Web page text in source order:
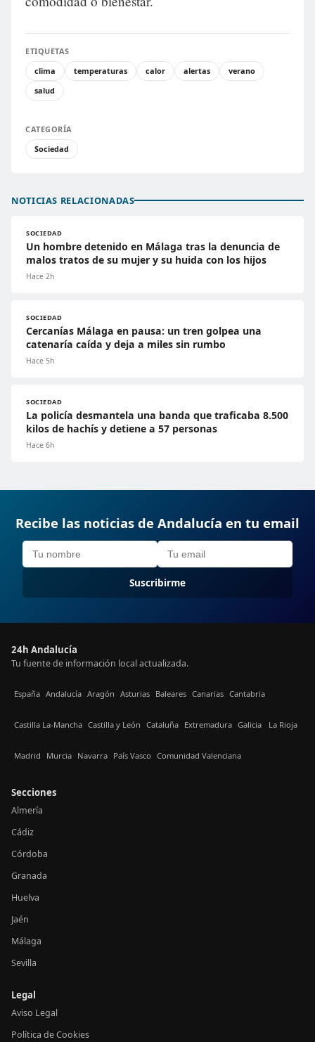
ETIQUETAS
clima
temperaturas calor alertas
verano
salud
CATEGORÍA
Sociedad
NOTICIAS RELACIONADAS
SOCIEDAD
Un hombre detenido en Málaga tras la denuncia de
malos tratos de su mujer y su huida con los hijos
Hace 2h
SOCIEDAD
Cercanías Málaga en pausa: un tren golpea una
catenaría caída y deja a miles sin rumbo
Hace 5h
SOCIEDAD
La policía desmantela una banda que traficaba 8.500
kilos de hachís y detiene a 57 personas
Hace 6h
Recibe las noticias de Andalucía en tu email
Suscribirme
24h Andalucía
Tu fuente de información local actualizada.
España Andalucía Aragón Asturias Baleares Canarias Cantabria
Castilla La-Mancha Castilla y León Cataluña Extremadura Galicia La Rioja
Madrid Murcia Navarra País Vasco Comunidad Valenciana
Secciones
Almería
Cádiz
Córdoba
Granada
Huelva
Jaén
Málaga
Sevilla
Legal
Aviso Legal
Política de Cookies